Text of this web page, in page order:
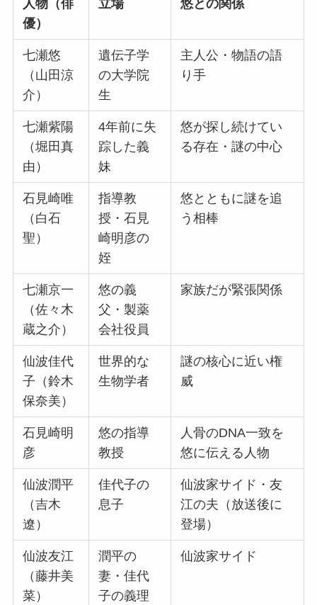
人物（俳
優）
立場 悠との関係
七瀬悠
（山田涼
介）
遺伝子学
の大学院
生
主人公・物語の語
り手
七瀬紫陽
（堀田真
由）
4年前に失
踪した義
妹
悠が探し続けてい
る存在・謎の中心
石見崎唯
（白石
聖）
指導教
授・石見
崎明彦の
姪
悠とともに謎を追
う相棒
七瀬京一
（佐々木
蔵之介）
悠の義
父・製薬
会社役員
家族だが緊張関係
仙波佳代
子（鈴木
保奈美）
世界的な
生物学者
謎の核心に近い権
威
石見崎明
彦
悠の指導
教授
人骨のDNA一致を
悠に伝える人物
仙波潤平
（吉木
遼）
佳代子の
息子
仙波家サイド・友
江の夫（放送後に
登場）
仙波友江
（藤井美
菜）
潤平の
妻・佳代
子の義理
仙波家サイド